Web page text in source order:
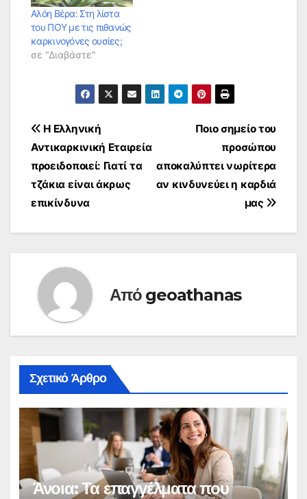
Αλόη Βέρα: Στη λίστα
του ΠΟΥ με τις πιθανώς
καρκινογόνες ουσίες;
σε "Διαβάστε"
Πλοήγηση
άρθρων
Ποιο σημείο του
προσώπου
αποκαλύπτει νωρίτερα
αν κινδυνεύει η καρδιά
μας
Η Ελληνική
Αντικαρκινική Εταιρεία
προειδοποιεί: Γιατί τα
τζάκια είναι άκρως
επικίνδυνα
Από geoathanas
Σχετικό Άρθρο
Άνοια: Τα επαγγέλματα που